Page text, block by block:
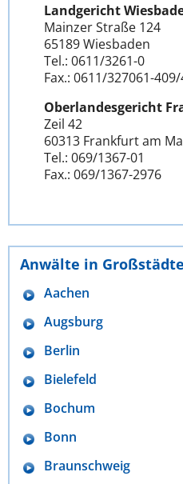
Landgericht
Mainzer Straße 124
65189 Wiesbaden
Tel.: 0611/3261-0
Fax.: 0611/327061-
Oberlandesgericht
Zeil 42
60313 Frankfurt am
Tel.: 069/1367-01
Fax.: 069/1367-2976
Anwälte in
Aachen
Augsburg
Berlin
Bielefeld
Bochum
Bonn
Braunschweig